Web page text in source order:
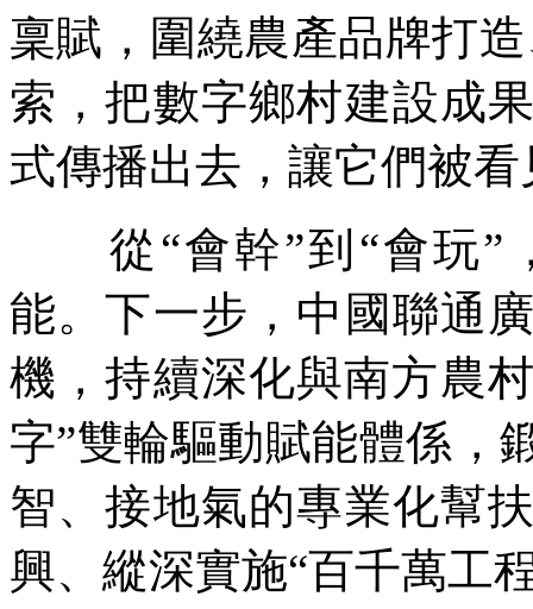
稟賦，圍繞農產品牌打
索，把數字鄉村建設成
式傳播出去，讓它們被
從“會幹”到“會玩”
能。下一步，中國聯通
機，持續深化與南方農
字”雙輪驅動賦能體係，
智、接地氣的專業化幫
興、縱深實施“百千萬工